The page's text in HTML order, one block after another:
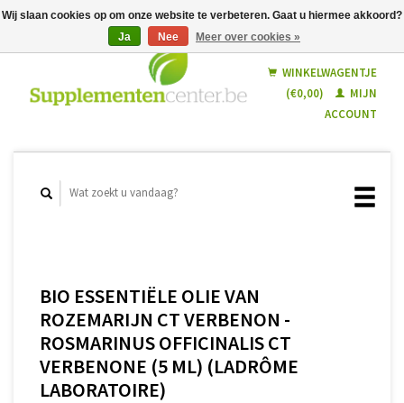
Nederlands
WINKELWAGENTJE
(€0,00)
MIJN
ACCOUNT
BIO ESSENTIËLE OLIE VAN
ROZEMARIJN CT VERBENON -
ROSMARINUS OFFICINALIS CT
VERBENONE (5 ML) (LADRÔME
LABORATOIRE)
Wij slaan cookies op om onze website te verbeteren. Gaat u hiermee akkoord?
Ja
Nee Meer over cookies »